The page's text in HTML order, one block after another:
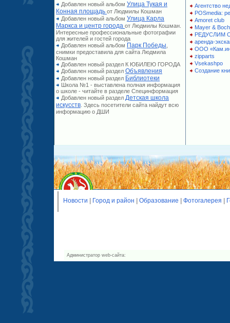
Добавлен новый альбом Улица Тукая и
Конная площадь от Людмилы Кошман
Добавлен новый альбом Улица Карла
Маркса и центр города от Людмилы Кошман.
Интересные профессиональные фотографии
для жителей и гостей города
Добавлен новый альбом Парк Победы
снимки предоставила для сайта Людмила
Кошман
Добавлен новый раздел К ЮБИЛЕЮ ГОРОДА
Добавлен новый раздел Объявления
Добавлен новый раздел Библиотеки
Школа №1 - выставлена полная информация
о школе - читайте в разделе Специнформация
Добавлен новый раздел Детская школа
искусств . Здесь посетители сайта найдут всю
информацию о ДШИ
Агентство
POSmedia:
Amoret club
Mayer & Boch
РЕДУСЛИМ
аренда-
ООО
zipparts
Vsekashpo
Создание
Новости Город и район Образование Фотогалерея
Администратор web-сайта: